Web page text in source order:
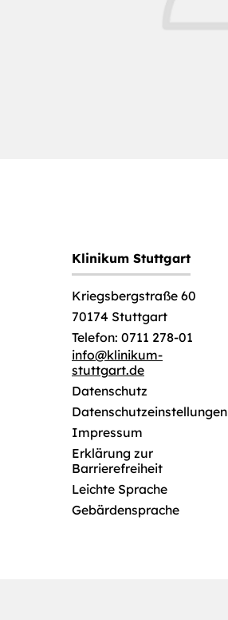
Klinikum Stuttgart
Kriegsbergstraße 60
70174 Stuttgart
Telefon: 0711 278-01
info@klinikum-
stuttgart.de
Datenschutz
Datenschutzeinstellungen
Impressum
Erklärung zur
Barrierefreiheit
Leichte Sprache
Gebärdensprache